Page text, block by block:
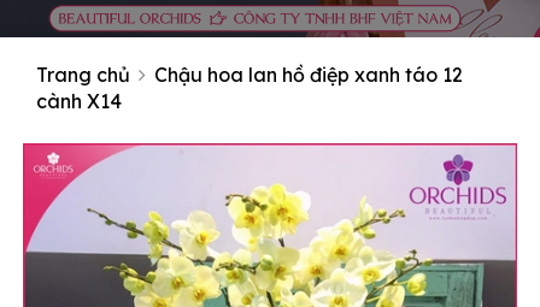
Trang chủ
Chậu hoa lan hồ điệp xanh táo 12
cành X14